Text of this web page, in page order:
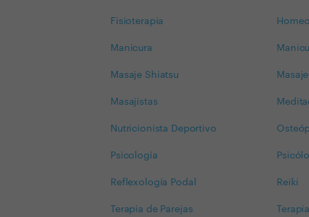
Fisioterapia
Manicura
Masaje Shiatsu
Masajistas
Nutricionista Deportivo
Psicología
Reflexología Podal Reiki
Terapia de Parejas